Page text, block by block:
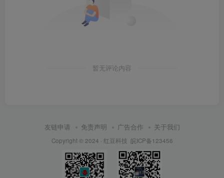
暂无评论内容
友链申请 免责声明 广告合作 关于我们
Copyright © 2024 · 红豆科技 皖ICP备123456